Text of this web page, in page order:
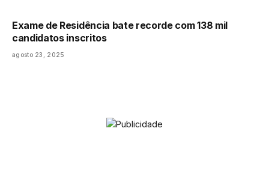
Exame de Residência bate recorde com 138 mil
candidatos inscritos
agosto 23, 2025